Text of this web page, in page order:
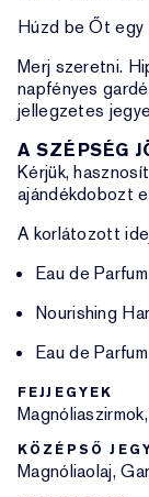
Húzd be Őt
Merj szeretni.
napfényes
jellegzetes
A SZÉPSÉG
Kérjük,
ajándékdobozt
A korlátozott
Eau de
Nourishing
Eau de
FEJJEGYEK
KÖZÉPSŐ
Magnóliaolaj,